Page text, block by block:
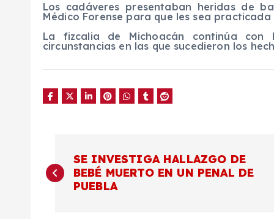
Los cadáveres presentaban heridas de
Médico Forense para que les sea
La fizcalia de Michoacán continúa
circunstancias en las que sucedieron los
a
SE INVESTIGA HALLAZGO DE
BEBÉ MUERTO EN UN PENAL DE
PUEBLA